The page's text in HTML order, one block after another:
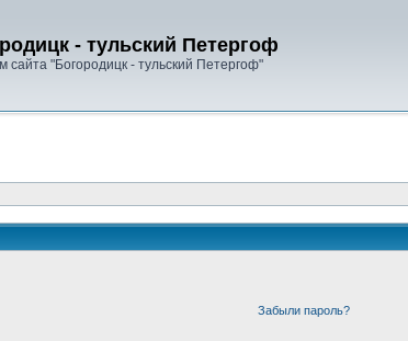
- тульский Петергоф
сайта "Богородицк - тульский Петергоф"
Забыли пароль?